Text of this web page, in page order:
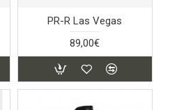
PR-R Las Vegas
89,00€